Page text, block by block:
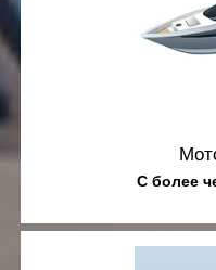
С более